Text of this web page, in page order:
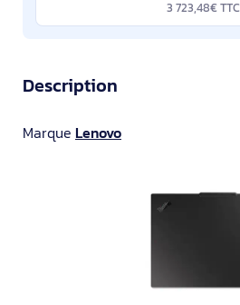
3 723,48€ TTC
Description
Marque Lenovo